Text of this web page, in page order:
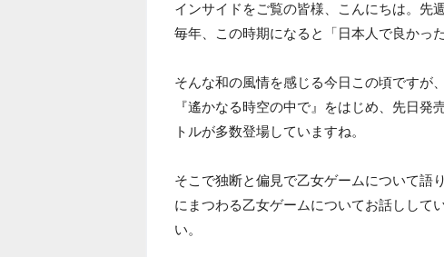
インサイドをご覧の皆様、こんにちは。先
毎年、この時期になると「日本人で良かっ
そんな和の風情を感じる今日この頃ですが
『遙かなる時空の中で』をはじめ、先日
トルが多数登場していますね。
そこで独断と偏見で乙女ゲームについて語
にまつわる乙女ゲームについてお話しして
い。